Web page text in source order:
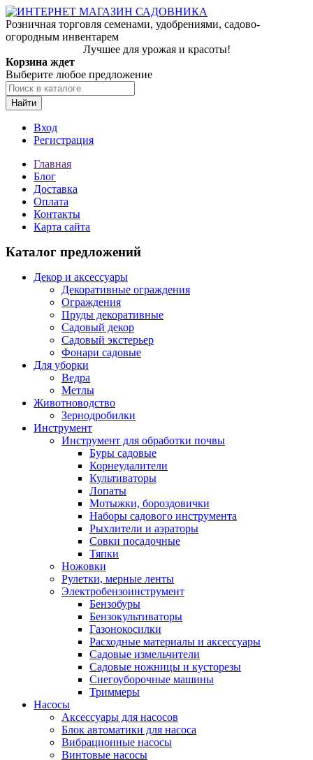
Розничная торговля семенами, удобрениями, садово-
огородным инвентарем
Лучшее для урожая и красоты!
Корзина ждет
Выберите любое предложение
Найти
Вход
Регистрация
Главная
Блог
Доставка
Оплата
Контакты
Карта сайта
Каталог предложений
Декор и аксессуары
Декоративные ограждения
Ограждения
Пруды декоративные
Садовый декор
Садовый экстерьер
Фонари садовые
Для уборки
Ведра
Метлы
Животноводство
Зернодробилки
Инструмент
Инструмент для обработки почвы
Буры садовые
Корнеудалители
Культиваторы
Лопаты
Мотыжки, бороздовички
Наборы садового инструмента
Рыхлители и аэраторы
Совки посадочные
Тяпки
Ножовки
Рулетки, мерные ленты
Электробензоинструмент
Бензобуры
Бензокультиваторы
Газонокосилки
Расходные материалы и аксессуары
Садовые измельчители
Садовые ножницы и кусторезы
Снегоуборочные машины
Триммеры
Насосы
Аксессуары для насосов
Блок автоматики для насоса
Вибрационные насосы
Винтовые насосы